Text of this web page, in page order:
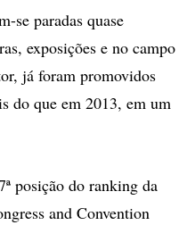
se paradas quase
exposições e no campo
já foram promovidos
do que em 2013, em um
posição do ranking da
and Convention